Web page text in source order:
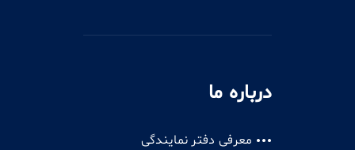
درباره ما
معرفی دفتر نمایندگی